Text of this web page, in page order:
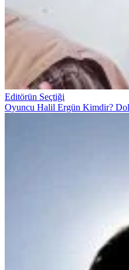
Editörün Seçtiği
Oyuncu Halil Ergün Kimdir?